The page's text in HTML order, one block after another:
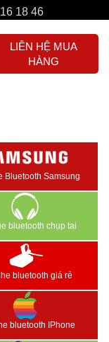
18 46
LIÊN HỆ MUA
HÀNG
Bluetooth Samsung
bluetooth chụp tai
bluetooth giá rẻ
bluetooth IPhone